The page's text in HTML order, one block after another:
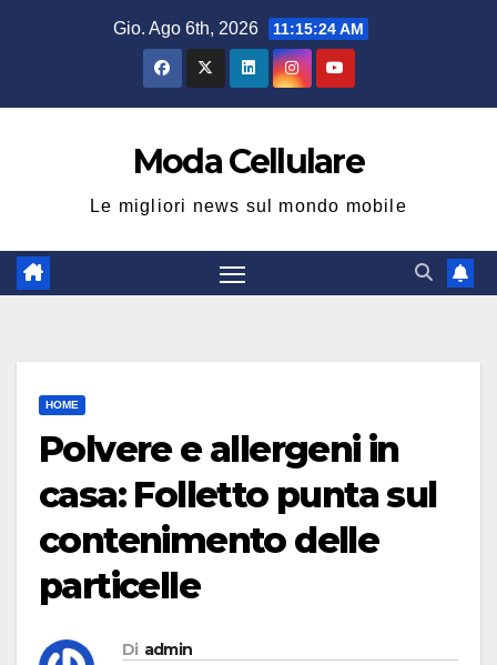
Gio. Ago 6th, 2026 11:15:25 AM
Moda Cellulare
Le migliori news sul mondo mobile
HOME
Polvere e allergeni in
casa: Folletto punta sul
contenimento delle
particelle
Di admin